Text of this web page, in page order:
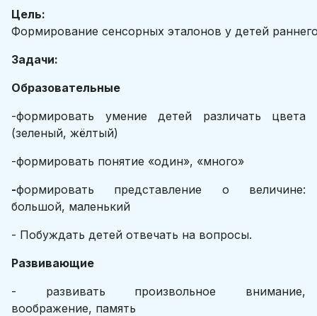
Цель:
Формирование сенсорных эталонов у детей
Задачи:
Образовательные
-формировать умение детей различать цвета
(зеленый, жёлтый)
-формировать понятие «один», «много»
-формировать представление о величине:
большой, маленький
- Побуждать детей отвечать на вопросы.
Развивающие
- развивать произвольное внимание,
воображение, память